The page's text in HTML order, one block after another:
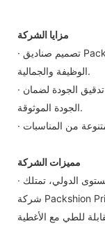
مزايا الشركة
· تصميم صناديق Packshion القابلة للطي مع الأغطية هو مزيج من
الوظيفة والجمالية.
· يتم إدخال المنتج في إيقاع منتظم لعمليات تدقيق الجودة لضمان
الجودة الموثوقة.
مميزات الشركة
· باعتبارها مؤسسة قادرة على المنافسة على المستوى الدولي، تمتلك
شركة Packshion Printing & Packaging Co., Ltd مصنعًا كبيرًا